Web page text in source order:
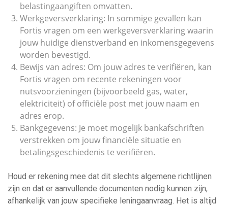
belastingaangiften omvatten.
Werkgeversverklaring: In sommige gevallen kan
Fortis vragen om een werkgeversverklaring waarin
jouw huidige dienstverband en inkomensgegevens
worden bevestigd.
Bewijs van adres: Om jouw adres te verifiëren, kan
Fortis vragen om recente rekeningen voor
nutsvoorzieningen (bijvoorbeeld gas, water,
elektriciteit) of officiële post met jouw naam en
adres erop.
Bankgegevens: Je moet mogelijk bankafschriften
verstrekken om jouw financiële situatie en
betalingsgeschiedenis te verifiëren.
Houd er rekening mee dat dit slechts algemene richtlijnen
zijn en dat er aanvullende documenten nodig kunnen zijn,
afhankelijk van jouw specifieke leningaanvraag. Het is altijd